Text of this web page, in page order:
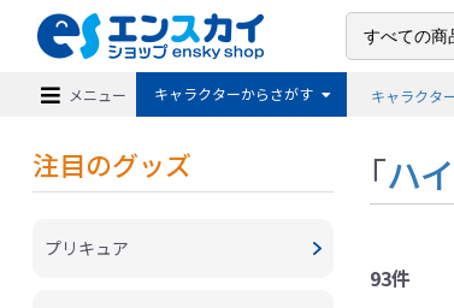
メニュー キャラクターからさがす キャラクタ
注目のグッズ
プリキュア
「ハ
93件